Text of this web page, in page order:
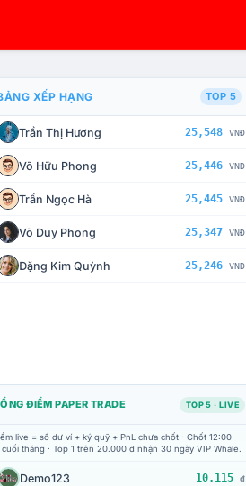
CHẾ TÀI XỬ LÝ VI PHẠM
XẾP HẠNG TOP 5
Trần Thị Hương 25,548 VNĐ
Võ Hữu Phong 25,446 VNĐ
Trần Ngọc Hà 25,445 VNĐ
Võ Duy Phong 25,347 VNĐ
Đặng Kim Quỳnh 25,246 VNĐ
ĐIỂM PAPER TRADE TOP 5 · LIVE
live = số dư ví + ký quỹ + PnL chưa chốt · Chốt 12:00
tháng · Top 1 trên 20.000 đ nhận 30 ngày VIP Whale.
Demo123 10.115 đ